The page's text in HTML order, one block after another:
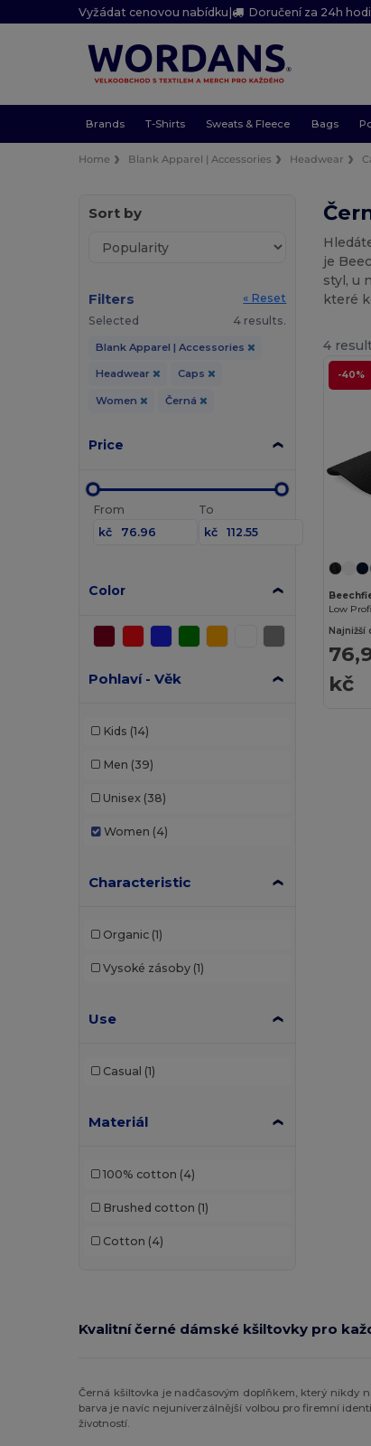
Vyžádat cenovou nabídku| Doručení za 24h
Brands T-Shirts Sweats & Fleece Bags
Home Blank Apparel | Accessories Headwear
Sort by
Filters
« Reset
Selected
4 results.
Blank Apparel | Accessories
Headwear Caps
Women Černá
Price
From
kč
To
kč
Color
Pohlaví - Věk
Kids (14)
Men (39)
Unisex (38)
Women (4)
Characteristic
Organic (1)
Vysoké zásoby (1)
Use
Casual (1)
Materiál
100% cotton (4)
Brushed cotton (1)
Cotton (4)
je
styl, u
které
4
-40%
Low
Najnižší
kč
Kvalitní černé dámské kšiltovky pro
Černá kšiltovka je nadčasovým doplňkem, který nikdy
barva je navíc nejuniverzálnější volbou pro firemní
životností.